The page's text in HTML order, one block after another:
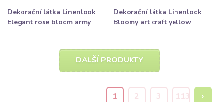
Dekorační látka Linenlook
Elegant rose bloom army
Dekorační látka Linenlook
Bloomy art craft yellow
DALŠÍ PRODUKTY
1 2 3 113 ›